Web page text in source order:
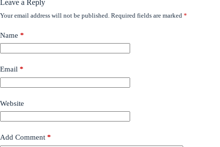
Leave a Reply
Your email address will not be published. Required fields are marked *
Name *
Email *
Website
Add Comment *